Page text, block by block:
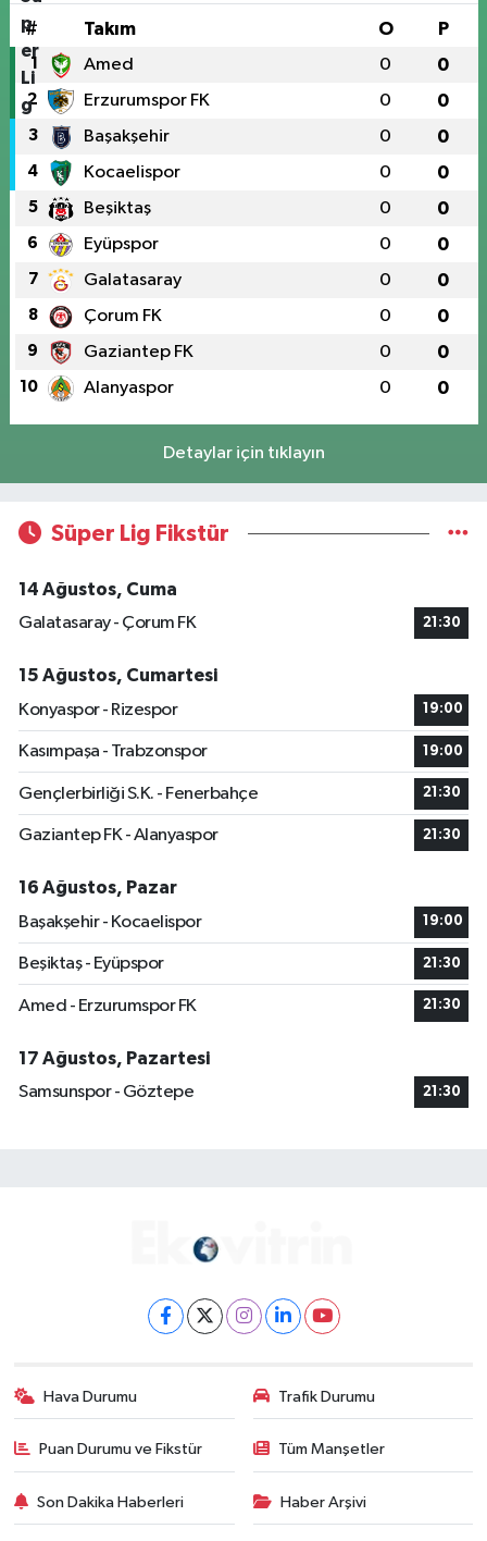
# Takım O P
1 Amed 0 0
2 Erzurumspor FK 0 0
3 Başakşehir 0 0
4 Kocaelispor 0 0
5 Beşiktaş 0 0
6 Eyüpspor 0 0
7 Galatasaray 0 0
8 Çorum FK 0 0
9 Gaziantep FK 0 0
10 Alanyaspor 0 0
Detaylar için tıklayın
Süper Lig Fikstür
14 Ağustos, Cuma
Galatasaray - Çorum FK
21:30
15 Ağustos, Cumartesi
Konyaspor - Rizespor
19:00
Kasımpaşa - Trabzonspor 19:00
Gençlerbirliği S.K. - Fenerbahçe 21:30
Gaziantep FK - Alanyaspor 21:30
16 Ağustos, Pazar
Başakşehir - Kocaelispor
19:00
Beşiktaş - Eyüpspor 21:30
Amed - Erzurumspor FK 21:30
17 Ağustos, Pazartesi
Samsunspor - Göztepe
21:30
Hava Durumu Trafik Durumu
Puan Durumu ve Fikstür Tüm Manşetler
Son Dakika Haberleri Haber Arşivi